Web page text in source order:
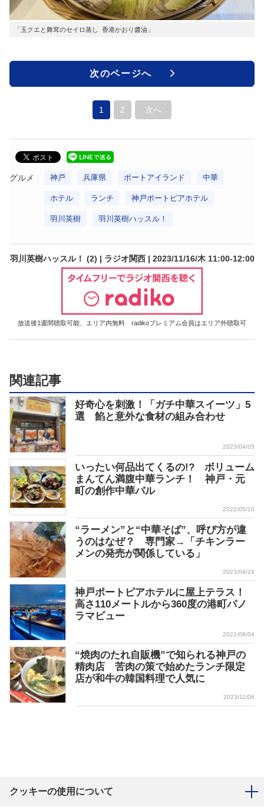
「玉クエと舞茸のセイロ蒸し 香港かおり醬油」
次のページへ
1 2 次へ
グルメ 神戸 兵庫県 ポートアイランド 中華
ホテル ランチ 神戸ポートピアホテル
羽川英樹 羽川英樹ハッスル！
羽川英樹ハッスル！ (2) | ラジオ関西 | 2023/11/16/木 11:00-12:00
放送後1週間聴取可能、エリア内無料 radikoプレミアム会員はエリア外聴取可
関連記事
好奇心を刺激！「ガチ中華スイーツ」5
選 餡と意外な食材の組み合わせ
2023/04/05
いったい何品出てくるの!? ボリューム
まんてん満腹中華ランチ！ 神戸・元
町の創作中華バル
2022/05/10
“ラーメン”と“中華そば”、呼び方が違
うのはなぜ？ 専門家→「チキンラー
メンの発売が関係している」
2023/04/24
神戸ポートピアホテルに屋上テラス！
高さ110メートルから360度の港町パノ
ラマビュー
2022/08/04
“焼肉のたれ自販機”で知られる神戸の
精肉店 苦肉の策で始めたランチ限定
店が和牛の韓国料理で人気に
2023/11/06
クッキーの使用について